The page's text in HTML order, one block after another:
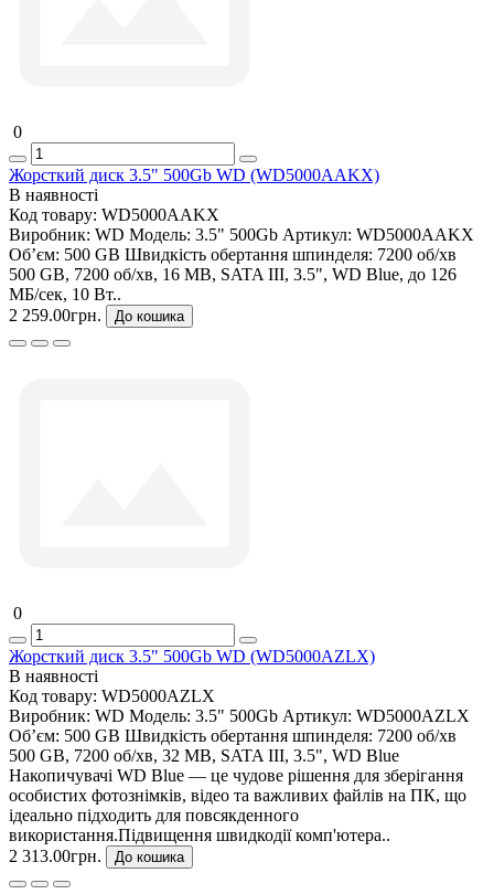
0
Жорсткий диск 3.5" 500Gb WD (WD5000AAKX)
В наявності
Код товару: WD5000AAKX
Виробник: WD Модель: 3.5" 500Gb Артикул: WD5000AAKX
Об’єм: 500 GB Швидкість обертання шпинделя: 7200 об/хв
500 GB, 7200 об/хв, 16 MB, SATA III, 3.5", WD Blue, до 126
МБ/сек, 10 Вт..
2 259.00грн.
До кошика
0
Жорсткий диск 3.5" 500Gb WD (WD5000AZLX)
В наявності
Код товару: WD5000AZLX
Виробник: WD Модель: 3.5" 500Gb Артикул: WD5000AZLX
Об’єм: 500 GB Швидкість обертання шпинделя: 7200 об/хв
500 GB, 7200 об/хв, 32 MB, SATA III, 3.5", WD Blue
Накопичувачі WD Blue — це чудове рішення для зберігання
особистих фотознімків, відео та важливих файлів на ПК, що
ідеально підходить для повсякденного
використання.Підвищення швидкодії комп'ютера..
2 313.00грн.
До кошика